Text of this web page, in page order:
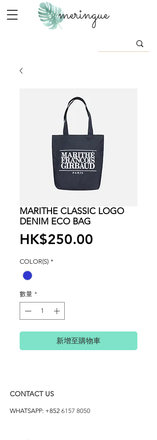
meringue
MARITHE CLASSIC LOGO
DENIM ECO BAG
HK$250.00
COLOR(S) *
數量 *
新增至購物車
CONTACT US
WHATSAPP: +852 6157 8050